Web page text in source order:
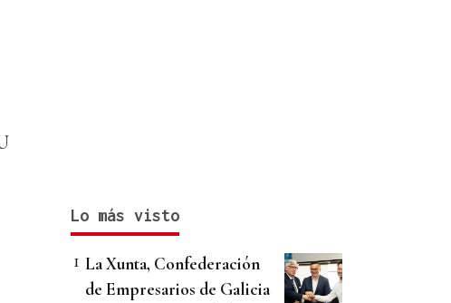
Lo más visto
La Xunta, Confederación
de Empresarios de Galicia